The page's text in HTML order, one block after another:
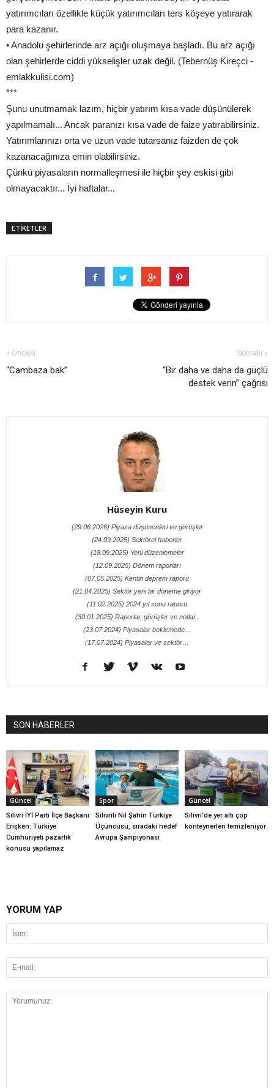
yatırımcıları özellikle küçük yatırımcıları ters köşeye yatırarak
para kazanır.
• Anadolu şehirlerinde arz açığı oluşmaya başladı. Bu arz açığı
olan şehirlerde ciddi yükselişler uzak değil. (Tebernüş Kireçci -
emlakkulisi.com)
***
Şunu unutmamak lazım, hiçbir yatırım kısa vade düşünülerek
yapılmamalı... Ancak paranızı kısa vade de faize yatırabilirsiniz.
Yatırımlarınızı orta ve uzun vade tutarsanız faizden de çok
kazanacağınıza emin olabilirsiniz.
Çünkü piyasaların normalleşmesi ile hiçbir şey eskisi gibi
olmayacaktır... İyi haftalar...
ETİKETLER
« Önceki
“Cambaza bak”
Sonraki »
“Bir daha ve daha da güçlü
destek verin” çağrısı
Hüseyin Kuru
(29.06.2026) Piyasa düşünceleri ve görüşler
(24.09.2025) Sektörel haberler
(18.09.2025) Yeni düzenlemeler
(12.09.2025) Dönem raporları
(07.05.2025) Kentin deprem raporu
(21.04.2025) Sektör yeni bir döneme giriyor
(11.02.2025) 2024 yıl sonu raporu
(30.01.2025) Raporlar, görüşler ve notlar..
(23.07.2024) Piyasalar beklemede…
(17.07.2024) Piyasalar ve sektör…
SON HABERLER
Güncel
Silivri İYİ Parti İlçe Başkanı
Erişken: Türkiye
Cumhuriyeti pazarlık
konusu yapılamaz
Spor
Silivrili Nil Şahin Türkiye
Üçüncüsü, sıradaki hedef
Avrupa Şampiyonası
Güncel
Silivri’de yer altı çöp
konteynerleri temizleniyor
YORUM YAP